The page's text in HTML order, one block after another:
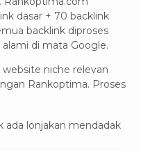
dasar + 70 backlink
backlink diproses
di mata Google.
niche relevan
Rankoptima. Proses
lonjakan mendadak